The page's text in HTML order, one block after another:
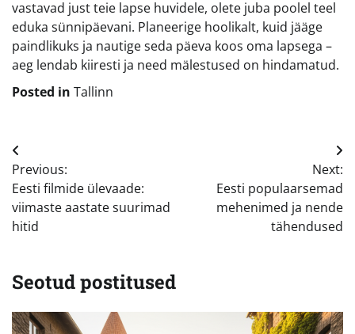
vastavad just teie lapse huvidele, olete juba poolel teel
eduka sünnipäevani. Planeerige hoolikalt, kuid jääge
paindlikuks ja nautige seda päeva koos oma lapsega –
aeg lendab kiiresti ja need mälestused on hindamatud.
Posted in Tallinn
Navigeerimine
Previous:
Eesti filmide ülevaade:
viimaste aastate suurimad
hitid
Next:
Eesti populaarsemad
mehenimed ja nende
tähendused
Seotud postitused